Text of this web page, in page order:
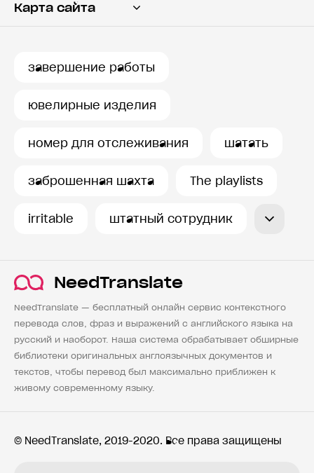
Карта сайта
завершение работы
ювелирные изделия
номер для отслеживания шатать
заброшенная шахта The playlists
irritable штатный сотрудник
NeedTranslate
NeedTranslate — бесплатный онлайн сервис контекстного
перевода слов, фраз и выражений с английского языка на
русский и наоборот. Наша система обрабатывает обширные
библиотеки оригинальных англоязычных документов и
текстов, чтобы перевод был максимально приближен к
живому современному языку.
© NeedTranslate, 2019-2020. Все права защищены